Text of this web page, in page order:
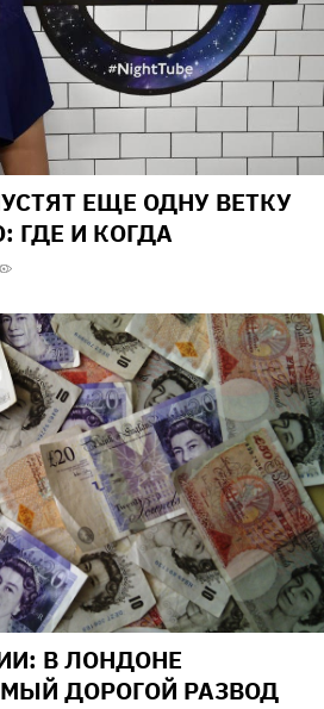
ЕЩЕ ОДНУ ВЕТКУ
ГДЕ И КОГДА
В ЛОНДОНЕ
ДОРОГОЙ РАЗВОД